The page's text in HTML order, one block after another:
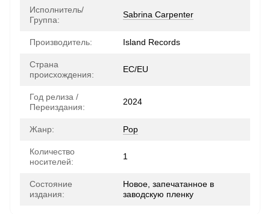
Исполнитель/
Группа:
Sabrina Carpenter
Производитель: Island Records
Страна
происхождения:
ЕС/EU
Год релиза /
Переиздания:
2024
Жанр: Pop
Количество
носителей:
1
Состояние
издания:
Новое, запечатанное в
заводскую пленку